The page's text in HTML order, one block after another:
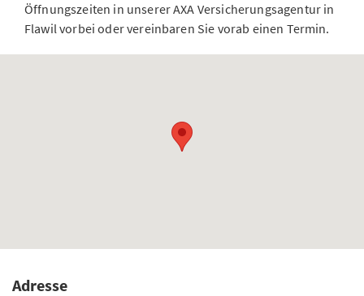
Öffnungszeiten in unserer AXA Versicherungsagentur in
Flawil vorbei oder vereinbaren Sie vorab einen Termin.
Adresse